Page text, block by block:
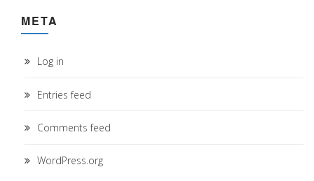
META
Log in
Entries feed
Comments feed
WordPress.org